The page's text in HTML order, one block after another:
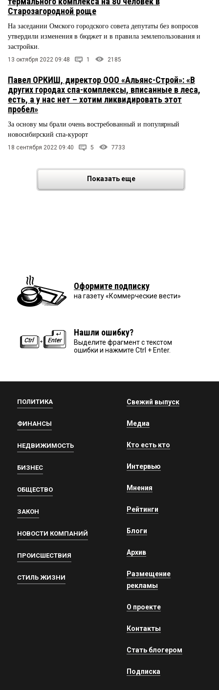
Старозагородной роще
На заседании Омского городского совета депутаты без вопросов
утвердили изменения в бюджет и в правила землепользования и
застройки.
13 октября 2022 09:48 1 2185
Павел ОРКИШ, директор ООО «Альянс-Строй»: «В
других городах спа-комплексы, вписанные в леса,
есть, а у нас нет – хотим ликвидировать этот
пробел»
За основу мы брали очень востребованный и популярный
новосибирский спа-курорт
18 сентября 2022 09:40 5 7733
Показать еще
Оформите подписку
на газету «Коммерческие вести»
Нашли ошибку?
Выделите фрагмент с текстом
ошибки и нажмите Ctrl + Enter.
ПОЛИТИКА
ФИНАНСЫ
НЕДВИЖИМОСТЬ
БИЗНЕС
ОБЩЕСТВО
ЗАКОН
НОВОСТИ КОМПАНИЙ
ПРОИСШЕСТВИЯ
СТИЛЬ ЖИЗНИ
Свежий выпуск
Медиа
Кто есть кто
Интервью
Мнения
Рейтинги
Блоги
Архив
Размещение
рекламы
О проекте
Контакты
Стать блогером
Подписка